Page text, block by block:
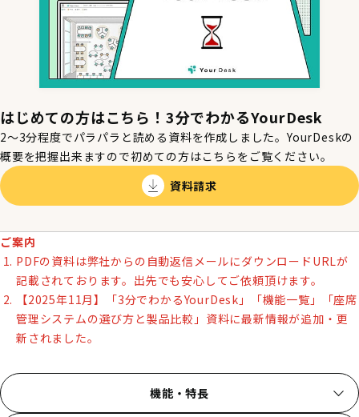
はじめての方はこちら！3分でわかるYourDesk
2～3分程度でパラパラと読める資料を作成しました。YourDeskの
概要を把握出来ますので初めての⽅はこちらをご覧ください。
資料請求
ご案内
PDFの資料は弊社からの自動返信メールにダウンロードURLが
記載されております。出先でも安心してご依頼頂けます。
【2025年11月】「3分でわかるYourDesk」「機能一覧」「座席
管理システムの選び方と製品比較」資料に最新情報が追加・更
新されました。
機能・特長